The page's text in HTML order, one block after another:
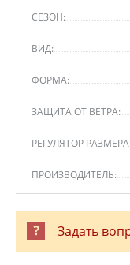
СЕЗОН:
ВИД:
ФОРМА:
ЗАЩИТА ОТ ВЕТРА:
РЕГУЛЯТОР РАЗМЕРА:
ПРОИЗВОДИТЕЛЬ:
Задать